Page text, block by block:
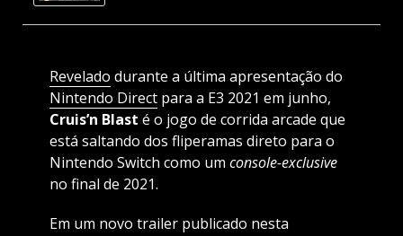
Revelado durante a última apresentação do
Nintendo Directpara a E3 2021 em junho,
Cruis’n Blast é o jogo de corrida arcade que
está saltando dos fliperamas direto para o
Nintendo Switch como um console-exclusive
no final de 2021.
Em um novo trailer publicado nesta